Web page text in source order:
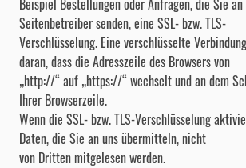
Seitenbetreiber senden, eine SSL- bzw. TLS-
Verschlüsselung. Eine verschlüsselte
daran, dass die Adresszeile des Browsers von
„http://“ auf „https://“ wechselt und an dem
Ihrer Browserzeile.
Wenn die SSL- bzw. TLS-Verschlüsselung
Daten, die Sie an uns übermitteln, nicht
von Dritten mitgelesen werden.